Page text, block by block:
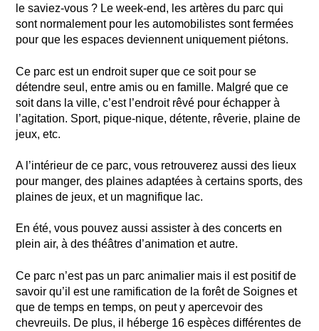
le saviez-vous ? Le week-end, les artères du parc qui
sont normalement pour les automobilistes sont fermées
pour que les espaces deviennent uniquement piétons.
Ce parc est un endroit super que ce soit pour se
détendre seul, entre amis ou en famille. Malgré que ce
soit dans la ville, c’est l’endroit rêvé pour échapper à
l’agitation. Sport, pique-nique, détente, rêverie, plaine de
jeux, etc.
A l’intérieur de ce parc, vous retrouverez aussi des lieux
pour manger, des plaines adaptées à certains sports, des
plaines de jeux, et un magnifique lac.
En été, vous pouvez aussi assister à des concerts en
plein air, à des théâtres d’animation et autre.
Ce parc n’est pas un parc animalier mais il est positif de
savoir qu’il est une ramification de la forêt de Soignes et
que de temps en temps, on peut y apercevoir des
chevreuils. De plus, il héberge 16 espèces différentes de